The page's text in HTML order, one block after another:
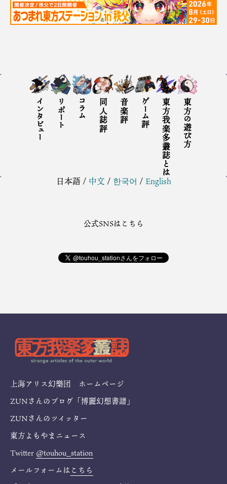
インタビュー リポート コラム 同人誌評 音楽評 ゲーム評 東方我楽多叢誌とは 東方の遊び方
日本語/ 中文 / 한국어 / English
公式SNSはこちら
上海アリス幻樂団 ホームページ
ZUNさんのブログ「博麗幻想書譜」
ZUNさんのツイッター
東方よもやまニュース
Twitter @touhou_station
メールフォームは こちら